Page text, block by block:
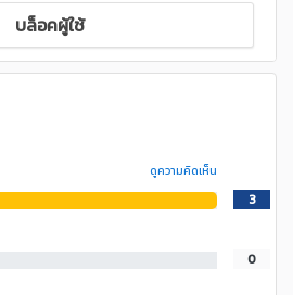
บล็อคผู้ใช้
ดูความคิดเห็น
3
0